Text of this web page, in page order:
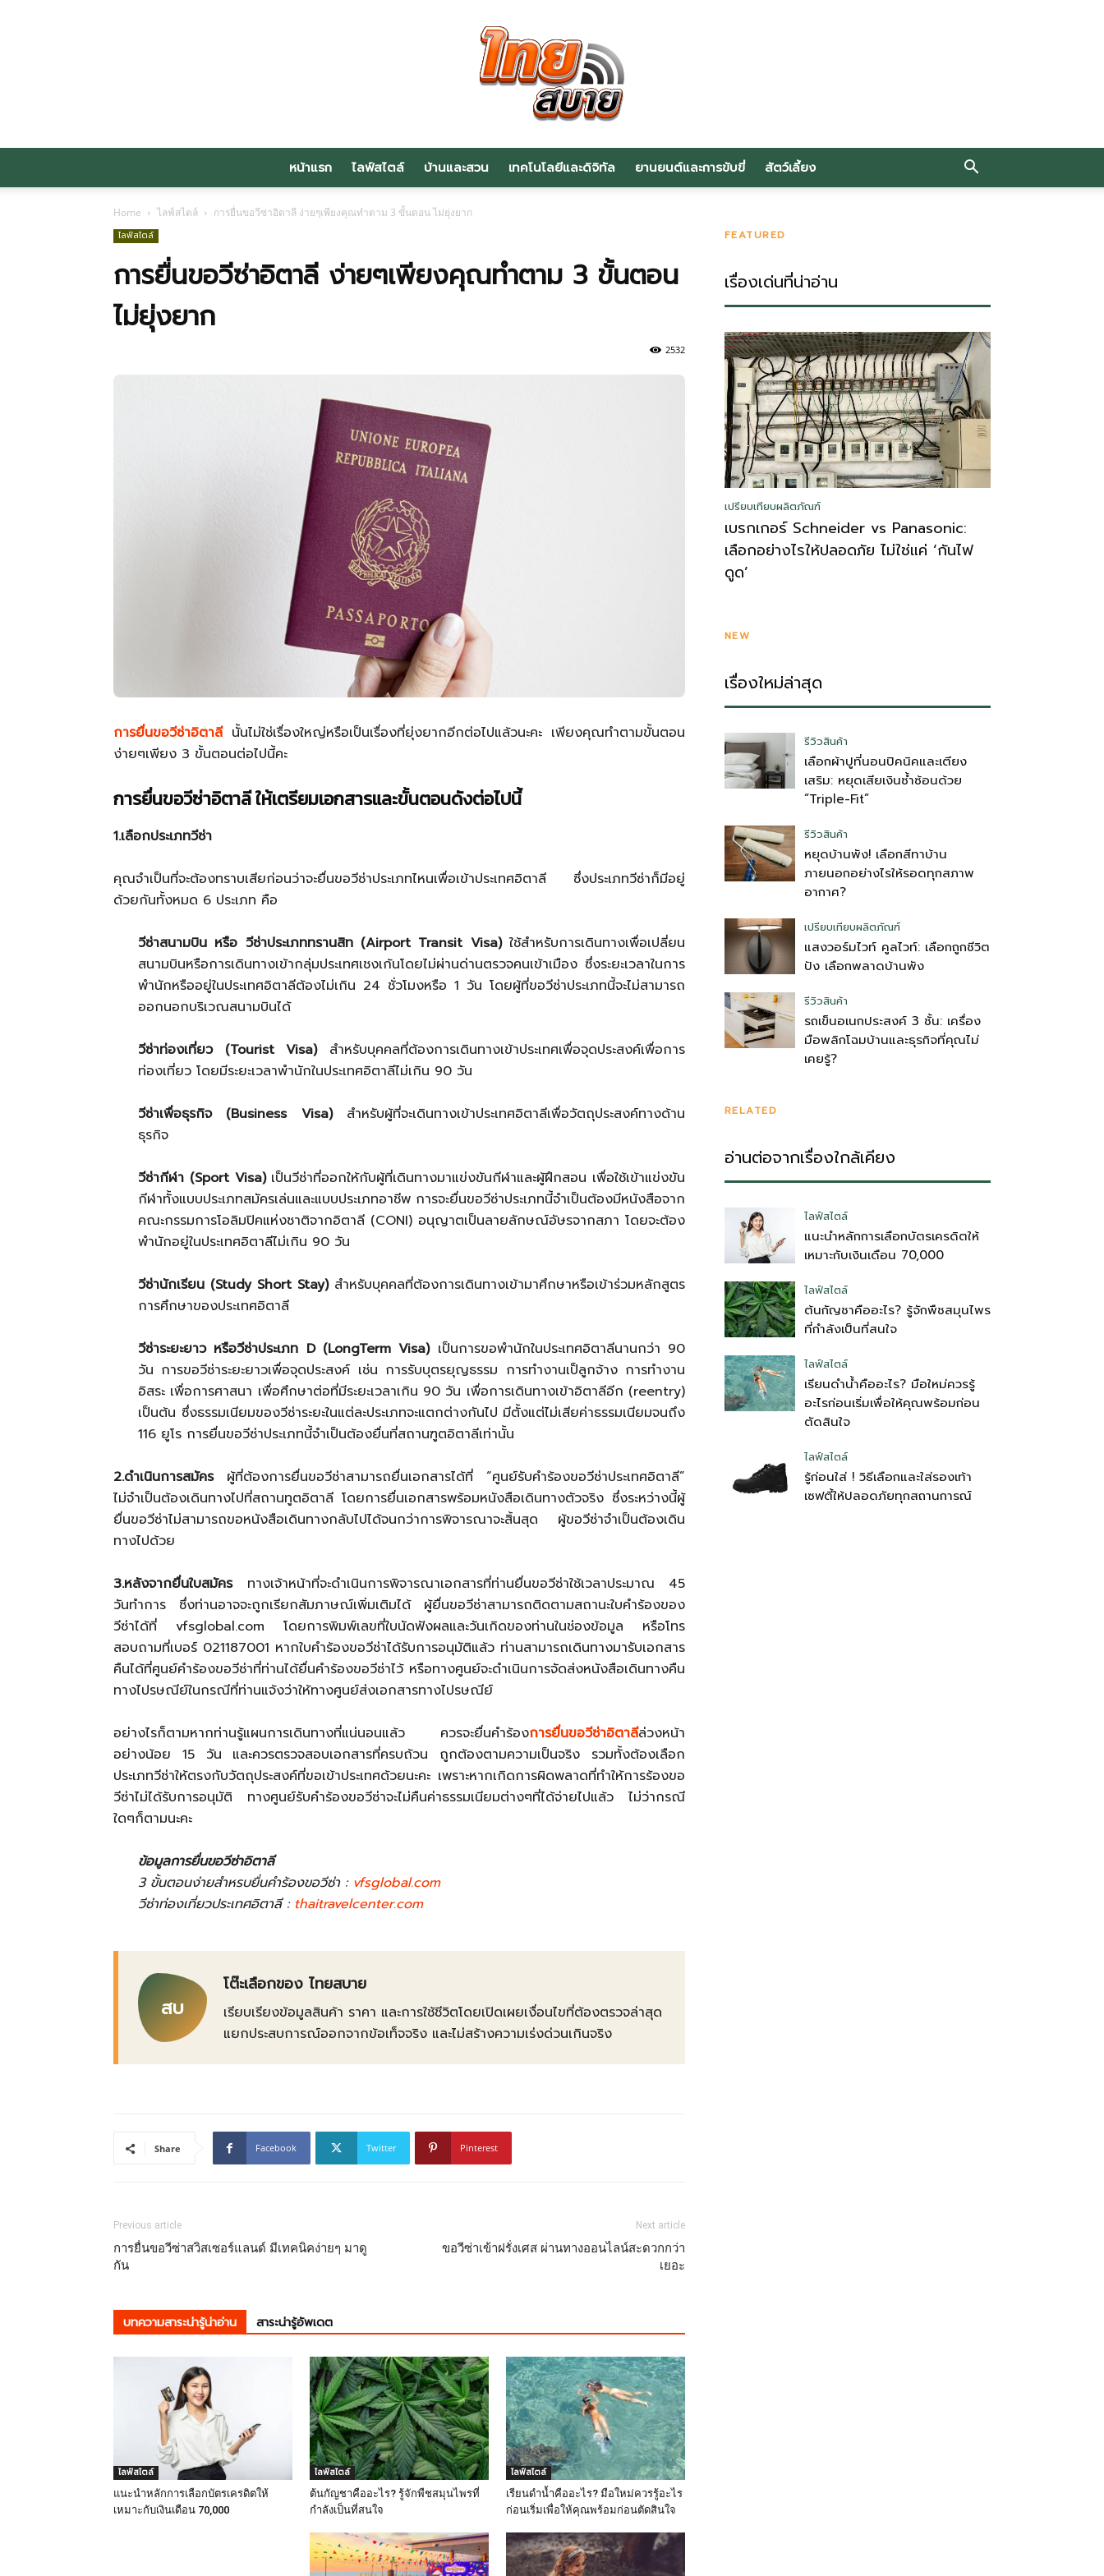
ตี้
สบาย(ดอท)คอม
หน้าแรก ไลฟ์สไตล์ บ้านและสวน เทคโนโลยีและดิจิทัล ยานยนต์และการขับขี่ สัตว์เลี้ยง
Home ไลฟ์สไตล์ การยื่นขอวีซ่าอิตาลี ง่ายๆเพียงคุณทำตาม 3 ขั้นตอน ไม่ยุ่งยาก
ไลฟ์สไตล์
การยื่นขอวีซ่าอิตาลี ง่ายๆเพียงคุณทำตาม 3 ขั้นตอน
ไม่ยุ่งยาก
2532
การยื่นขอวีซ่าอิตาลีนั้นไม่ใช่เรื่องใหญ่หรือเป็นเรื่องที่ยุ่งยากอีกต่อไปแล้วนะคะ เพียงคุณทำตามขั้นตอน
ง่ายๆเพียง 3 ขั้นตอนต่อไปนี้คะ
การยื่นขอวีซ่าอิตาลี ให้เตรียมเอกสารและขั้นตอนดังต่อไปนี้
1.เลือกประเภทวีซ่า
คุณจำเป็นที่จะต้องทราบเสียก่อนว่าจะยื่นขอวีซ่าประเภทไหนเพื่อเข้าประเทศอิตาลี ซึ่งประเภทวีซ่าก็มีอยู่
ด้วยกันทั้งหมด 6 ประเภท คือ
วีซ่าสนามบิน หรือ วีซ่าประเภททรานสิท (Airport Transit Visa)ใช้สำหรับการเดินทางเพื่อเปลี่ยน
สนามบินหรือการเดินทางเข้ากลุ่มประเทศเชงเก้นโดยไม่ผ่านด่านตรวจคนเข้าเมือง ซึ่งระยะเวลาในการ
พำนักหรืออยู่ในประเทศอิตาลีต้องไม่เกิน 24 ชั่วโมงหรือ 1 วัน โดยผู้ที่ขอวีซ่าประเภทนี้จะไม่สามารถ
ออกนอกบริเวณสนามบินได้
วีซ่าท่องเที่ยว (Tourist Visa)สำหรับบุคคลที่ต้องการเดินทางเข้าประเทศเพื่อจุดประสงค์เพื่อการ
ท่องเที่ยว โดยมีระยะเวลาพำนักในประเทศอิตาลีไม่เกิน 90 วัน
วีซ่าเพื่อธุรกิจ (Business Visa)สำหรับผู้ที่จะเดินทางเข้าประเทศอิตาลีเพื่อวัตถุประสงค์ทางด้าน
ธุรกิจ
วีซ่ากีฬา (Sport Visa)เป็นวีซ่าที่ออกให้กับผู้ที่เดินทางมาแข่งขันกีฬาและผู้ฝึกสอน เพื่อใช้เข้าแข่งขัน
กีฬาทั้งแบบประเภทสมัครเล่นและแบบประเภทอาชีพ การจะยื่นขอวีซ่าประเภทนี้จำเป็นต้องมีหนังสือจาก
คณะกรรมการโอลิมปิคแห่งชาติจากอิตาลี (CONI) อนุญาตเป็นลายลักษณ์อัษรจากสภา โดยจะต้อง
พำนักอยู่ในประเทศอิตาลีไม่เกิน 90 วัน
วีซ่านักเรียน (Study Short Stay)สำหรับบุคคลที่ต้องการเดินทางเข้ามาศึกษาหรือเข้าร่วมหลักสูตร
การศึกษาของประเทศอิตาลี
วีซ่าระยะยาว หรือวีซ่าประเภท D (LongTerm Visa)เป็นการขอพำนักในประเทศอิตาลีนานกว่า 90
วัน การขอวีซ่าระยะยาวเพื่อจุดประสงค์ เช่น การรับบุตรยุญธรรม การทำงานเป็ลูกจ้าง การทำงาน
อิสระ เพื่อการศาสนา เพื่อศึกษาต่อที่มีระยะเวลาเกิน 90 วัน เพื่อการเดินทางเข้าอิตาลีอีก (reentry)
เป็นต้น ซึ่งธรรมเนียมของวีซ่าระยะในแต่ละประเภทจะแตกต่างกันไป มีตั้งแต่ไม่เสียค่าธรรมเนียมจนถึง
116 ยูโร การยื่นขอวีซ่าประเภทนี้จำเป็นต้องยื่นที่สถานฑูตอิตาลีเท่านั้น
2.ดำเนินการสมัครผู้ที่ต้องการยื่นขอวีซ่าสามารถยื่นเอกสารได้ที่ “ศูนย์รับคำร้องขอวีซ่าประเทศอิตาลี”
ไม่จำเป็นต้องเดินทางไปที่สถานทูตอิตาลี โดยการยื่นเอกสารพร้อมหนังสือเดินทางตัวจริง ซึ่งระหว่างนี้ผู้
ยื่นขอวีซ่าไม่สามารถขอหนังสือเดินทางกลับไปได้จนกว่าการพิจารณาจะสิ้นสุด ผู้ขอวีซ่าจำเป็นต้องเดิน
ทางไปด้วย
3.หลังจากยื่นใบสมัครทางเจ้าหน้าที่จะดำเนินการพิจารณาเอกสารที่ท่านยื่นขอวีซ่าใช้เวลาประมาณ 45
วันทำการ ซึ่งท่านอาจจะถูกเรียกสัมภาษณ์เพิ่มเติมได้ ผู้ยื่นขอวีซ่าสามารถติดตามสถานะใบคำร้องของ
วีซ่าได้ที่ vfsglobal.com โดยการพิมพ์เลขที่ใบนัดฟังผลและวันเกิดของท่านในช่องข้อมูล หรือโทร
สอบถามที่เบอร์ 021187001 หากใบคำร้องขอวีซ่าได้รับการอนุมัติแล้ว ท่านสามารถเดินทางมารับเอกสาร
คืนได้ที่ศูนย์คำร้องขอวีซ่าที่ท่านได้ยื่นคำร้องขอวีซ่าไว้ หรือทางศูนย์จะดำเนินการจัดส่งหนังสือเดินทางคืน
ทางไปรษณีย์ในกรณีที่ท่านแจ้งว่าให้ทางศูนย์ส่งเอกสารทางไปรษณีย์
อย่างไรก็ตามหากท่านรู้แผนการเดินทางที่แน่นอนแล้ว ควรจะยื่นคำร้องการยื่นขอวีซ่าอิตาลีล่วงหน้า
อย่างน้อย 15 วัน และควรตรวจสอบเอกสารที่ครบถ้วน ถูกต้องตามความเป็นจริง รวมทั้งต้องเลือก
ประเภทวีซ่าให้ตรงกับวัตถุประสงค์ที่ขอเข้าประเทศด้วยนะคะ เพราะหากเกิดการผิดพลาดที่ทำให้การร้องขอ
วีซ่าไม่ได้รับการอนุมัติ ทางศูนย์รับคำร้องขอวีซ่าจะไม่คืนค่าธรรมเนียมต่างๆที่ได้จ่ายไปแล้ว ไม่ว่ากรณี
ใดๆก็ตามนะคะ
ข้อมูลการยื่นขอวีซ่าอิตาลี
3 ขั้นตอนง่ายสำหรบยื่นคำร้องขอวีซ่า : vfsglobal.com
วีซ่าท่องเที่ยวประเทศอิตาลี : thaitravelcenter.com
สบ
โต๊ะเลือกของ ไทยสบาย
เรียบเรียงข้อมูลสินค้า ราคา และการใช้ชีวิตโดยเปิดเผยเงื่อนไขที่ต้องตรวจล่าสุด
แยกประสบการณ์ออกจากข้อเท็จจริง และไม่สร้างความเร่งด่วนเกินจริง
Share Facebook Twitter Pinterest
Previous article
การยื่นขอวีซ่าสวิสเซอร์แลนด์ มีเทคนิคง่ายๆ มาดู
กัน
Next article
ขอวีซ่าเข้าฝรั่งเศส ผ่านทางออนไลน์สะดวกกว่า
เยอะ
บทความสาระน่ารู้น่าอ่าน สาระน่ารู้อัพเดต
ไลฟ์สไตล์
แนะนำหลักการเลือกบัตรเครดิตให้
เหมาะกับเงินเดือน 70,000
ไลฟ์สไตล์
ต้นกัญชาคืออะไร? รู้จักพืชสมุนไพรที่
กำลังเป็นที่สนใจ
ไลฟ์สไตล์
เรียนดำน้ำคืออะไร? มือใหม่ควรรู้อะไร
ก่อนเริ่มเพื่อให้คุณพร้อมก่อนตัดสินใจ
FEATURED
เรื่องเด่นที่น่าอ่าน
เปรียบเทียบผลิตภัณฑ์
เบรกเกอร์ Schneider vs Panasonic:
เลือกอย่างไรให้ปลอดภัย ไม่ใช่แค่ ‘กันไฟ
ดูด’
NEW
เรื่องใหม่ล่าสุด
รีวิวสินค้า
เลือกผ้าปูที่นอนปิคนิคและเตียง
เสริม: หยุดเสียเงินซ้ำซ้อนด้วย
“Triple-Fit”
รีวิวสินค้า
หยุดบ้านพัง! เลือกสีทาบ้าน
ภายนอกอย่างไรให้รอดทุกสภาพ
อากาศ?
เปรียบเทียบผลิตภัณฑ์
แสงวอร์มไวท์ คูลไวท์: เลือกถูกชีวิต
ปัง เลือกพลาดบ้านพัง
รีวิวสินค้า
รถเข็นอเนกประสงค์ 3 ชั้น: เครื่อง
มือพลิกโฉมบ้านและธุรกิจที่คุณไม่
เคยรู้?
RELATED
อ่านต่อจากเรื่องใกล้เคียง
ไลฟ์สไตล์
แนะนำหลักการเลือกบัตรเครดิตให้
เหมาะกับเงินเดือน 70,000
ไลฟ์สไตล์
ต้นกัญชาคืออะไร? รู้จักพืชสมุนไพร
ที่กำลังเป็นที่สนใจ
ไลฟ์สไตล์
เรียนดำน้ำคืออะไร? มือใหม่ควรรู้
อะไรก่อนเริ่มเพื่อให้คุณพร้อมก่อน
ตัดสินใจ
ไลฟ์สไตล์
รู้ก่อนใส่ ! วิธีเลือกและใส่รองเท้า
เซฟตี้ให้ปลอดภัยทุกสถานการณ์